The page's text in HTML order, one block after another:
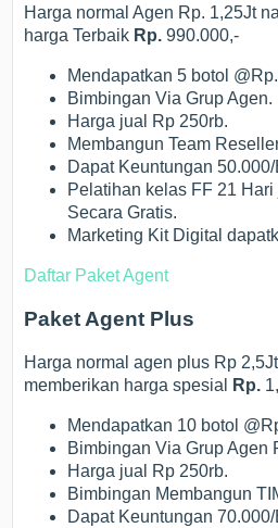
Harga normal Agen Rp. 1,25Jt
harga Terbaik Rp. 990.000,-
Mendapatkan 5 botol
Bimbingan Via Grup Agen.
Harga jual Rp 250rb.
Membangun Team
Dapat Keuntungan
Pelatihan kelas FF 21
Secara Gratis.
Marketing Kit Digital
Daftar Paket Agent
Paket Agent Plus
Harga normal agen plus Rp
memberikan harga spesial
Rp.
Mendapatkan 10 botol
Bimbingan Via Grup Agen
Harga jual Rp 250rb.
Bimbingan Membangun
Dapat Keuntungan